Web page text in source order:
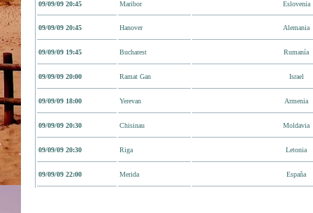
09/09/09 20:45 Maribor Eslovenia
09/09/09 20:45 Hanover Alemania
09/09/09 19:45 Bucharest Rumanía
09/09/09 20:00 Ramat Gan Israel
09/09/09 18:00 Yerevan Armenia
09/09/09 20:30 Chisinau Moldavia
09/09/09 20:30 Riga Letonia
09/09/09 22:00 Merida España